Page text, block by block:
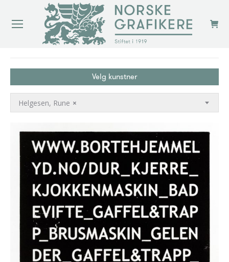
Velg kunstner
×
Helgesen, Rune